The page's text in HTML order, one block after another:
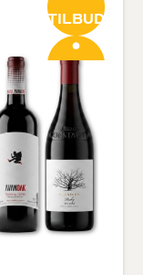
TILBUD